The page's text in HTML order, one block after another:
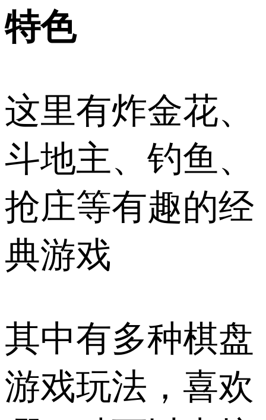
特色
这里有炸金花、
斗地主、钓鱼、
抢庄等有趣的经
典游戏
其中有多种棋盘
游戏玩法，喜欢